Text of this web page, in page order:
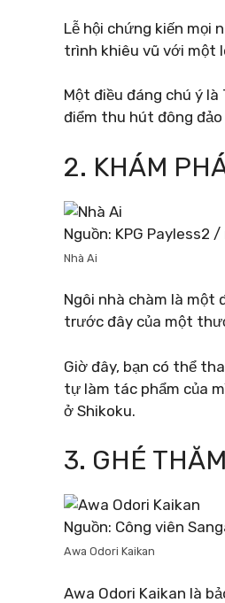
Lễ hội chứng kiến ​​mọi
trình khiêu vũ với một
Một điều đáng chú ý
điểm thu hút đông
2. KHÁM
Nguồn: KPG Payless2
Nhà Ai
Ngôi nhà chàm là một
trước đây của một
Giờ đây, bạn có thể
tự làm tác phẩm của
ở Shikoku.
3. GHÉ
Nguồn: Công viên
Awa Odori Kaikan
Awa Odori Kaikan là